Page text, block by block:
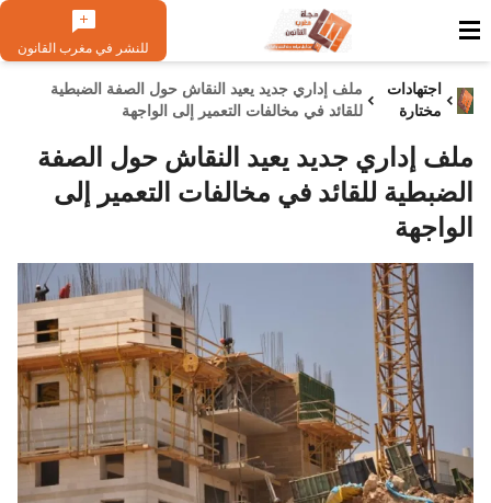
للنشر في مغرب القانون
اجتهادات
مختارة
ملف إداري جديد يعيد النقاش حول الصفة الضبطية
للقائد في مخالفات التعمير إلى الواجهة
ملف إداري جديد يعيد النقاش حول الصفة
الضبطية للقائد في مخالفات التعمير إلى
الواجهة